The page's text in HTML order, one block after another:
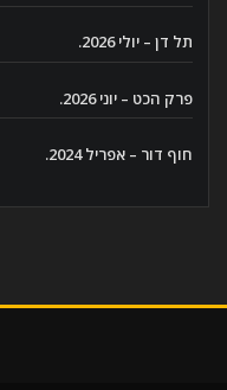
תל דן – יולי 2026.
פרק הכט – יוני 2026.
חוף דור – אפריל 2024.